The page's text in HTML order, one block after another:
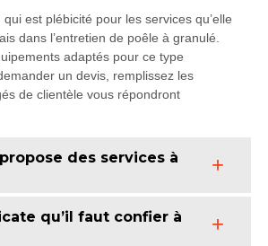
est plébicité pour les services qu’elle
dans l’entretien de poêle à granulé.
adaptés pour ce type
un devis, remplissez les
de clientèle vous répondront
des services à
qu’il faut confier à